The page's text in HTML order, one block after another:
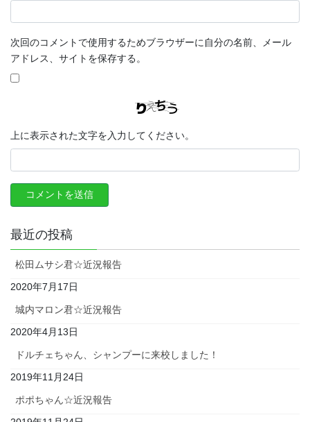
次回のコメントで使用するためブラウザーに自分の名前、メール
アドレス、サイトを保存する。
上に表示された文字を入力してください。
最近の投稿
松田ムサシ君☆近況報告
2020年7月17日
城内マロン君☆近況報告
2020年4月13日
ドルチェちゃん、シャンプーに来校しました！
2019年11月24日
ポポちゃん☆近況報告